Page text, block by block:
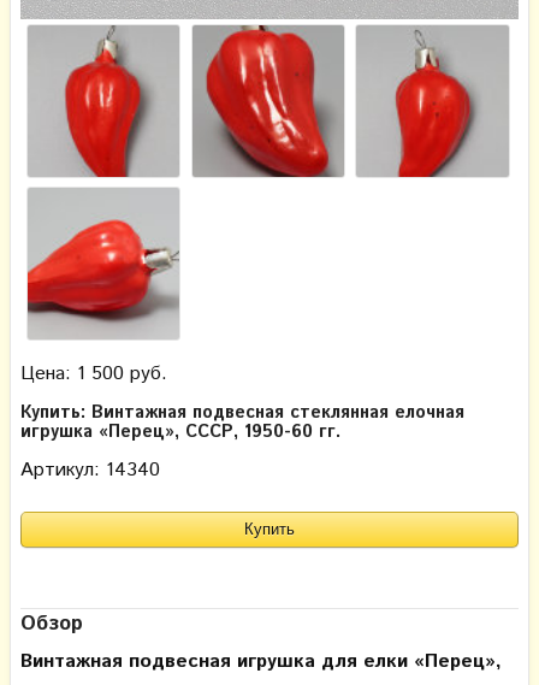
Цена: 1 500 руб.
Купить: Винтажная подвесная стеклянная елочная
игрушка «Перец», СССР, 1950-60 гг.
Артикул: 14340
Обзор
Винтажная подвесная игрушка для елки «Перец»,